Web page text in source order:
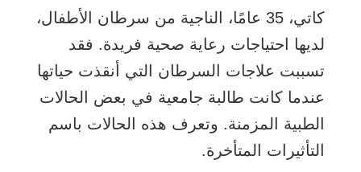
كاتي، 35 عامًا، الناجية من سرطان الأطفال،
لديها احتياجات رعاية صحية فريدة. فقد
تسببت علاجات السرطان التي أنقذت حياتها
عندما كانت طالبة جامعية في بعض الحالات
الطبية المزمنة. وتعرف هذه الحالات باسم
التأثيرات المتأخرة.